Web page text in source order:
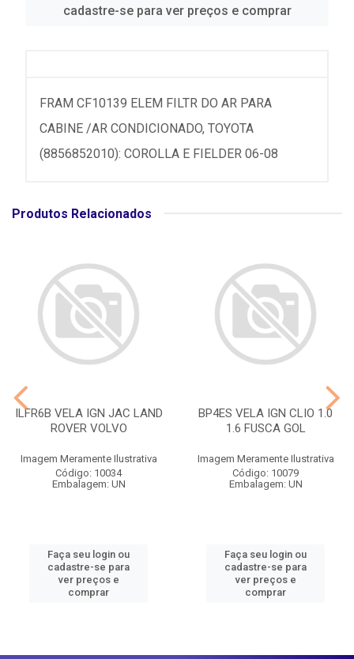
cadastre-se para ver preços e comprar
FRAM CF10139 ELEM FILTR DO AR PARA
CABINE /AR CONDICIONADO, TOYOTA
(8856852010): COROLLA E FIELDER 06-08
Produtos Relacionados
ILFR6B VELA IGN JAC LAND
ROVER VOLVO
Imagem Meramente Ilustrativa
Código: 10034
Embalagem: UN
Faça seu login ou
cadastre-se para
ver preços e
comprar
BP4ES VELA IGN CLIO 1.0
1.6 FUSCA GOL
Imagem Meramente Ilustrativa
Código: 10079
Embalagem: UN
Faça seu login ou
cadastre-se para
ver preços e
comprar